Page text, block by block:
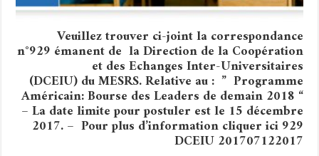
Veuillez trouver ci-joint la correspondance
n°929 émanent de la Direction de la Coopération
et des Echanges Inter-Universitaires
(DCEIU) du MESRS. Relative au : ” Programme
Américain: Bourse des Leaders de demain 2018 “
– La date limite pour postuler est le 15 décembre
2017. – Pour plus d’information cliquer ici 929
DCEIU 201707122017